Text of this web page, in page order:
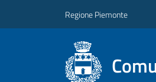
Regione Piemonte